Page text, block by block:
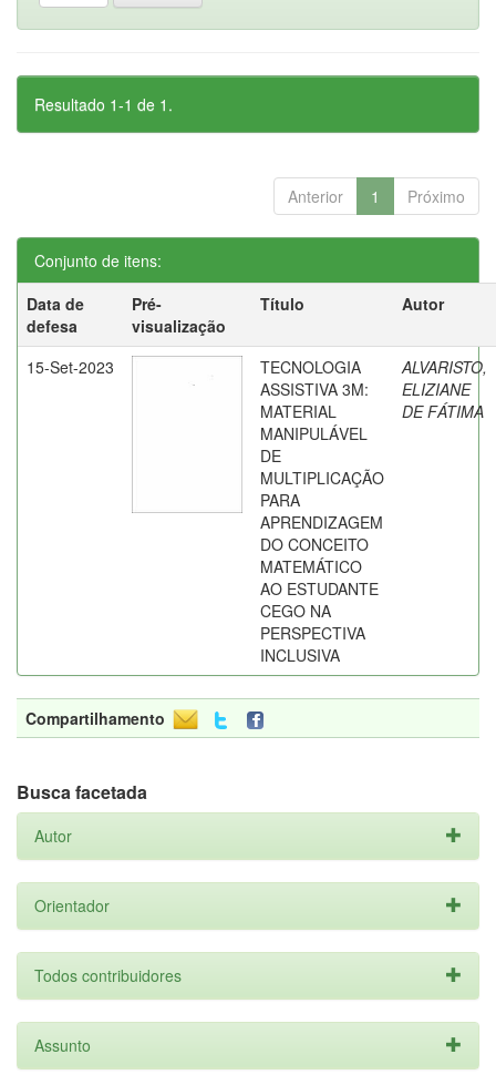
Resultado 1-1 de 1.
Anterior 1 Próximo
Conjunto de itens:
Data de
defesa
Pré-
visualização
Título Autor
15-Set-2023
TECNOLOGIA
ASSISTIVA 3M:
MATERIAL
MANIPULÁVEL
DE
MULTIPLICAÇÃO
PARA
APRENDIZAGEM
DO CONCEITO
MATEMÁTICO
AO ESTUDANTE
CEGO NA
PERSPECTIVA
INCLUSIVA
ALVARISTO,
ELIZIANE
DE FÁTIMA
Compartilhamento
Busca facetada
Autor
Orientador
Todos contribuidores
Assunto